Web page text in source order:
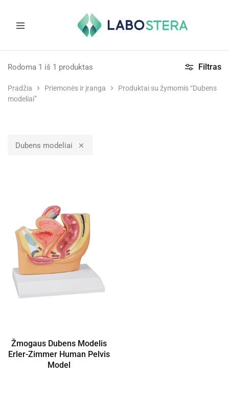
ir
medicininė
Pradžia Priemonės ir įranga
Produktai su žymomis “Dubens
modeliai”
Filtras
Rodoma 1 iš 1 produktas
Dubens modeliai
Žmogaus Dubens Modelis
Erler-Zimmer Human Pelvis
Model